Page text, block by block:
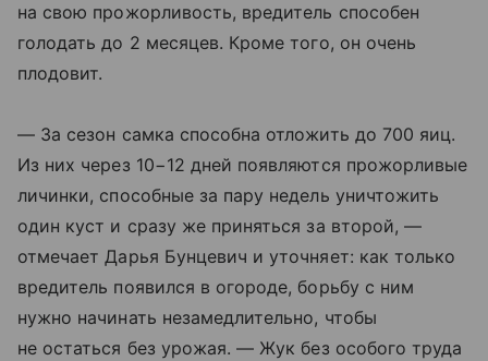
на свою прожорливость, вредитель способен
голодать до 2 месяцев. Кроме того, он очень
плодовит.
— За сезон самка способна отложить до 700 яиц.
Из них через 10−12 дней появляются прожорливые
личинки, способные за пару недель уничтожить
один куст и сразу же приняться за второй, —
отмечает Дарья Бунцевич и уточняет: как только
вредитель появился в огороде, борьбу с ним
нужно начинать незамедлительно, чтобы
не остаться без урожая. — Жук без особого труда